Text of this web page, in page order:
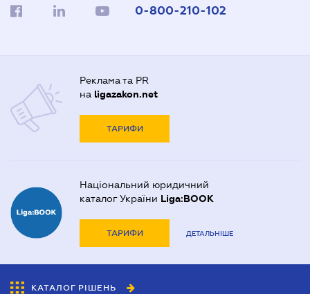
0-800-210-102
Реклама та PR
на ligazakon.net
ТАРИФИ
Національний юридичний
каталог України Liga:BOOK
ТАРИФИ ДЕТАЛЬНІШЕ
КАТАЛОГ РІШЕНЬ